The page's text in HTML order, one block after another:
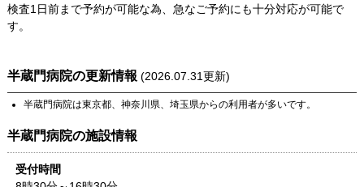
検査1日前まで予約が可能な為、急なご予約にも十分対応が可能で
す。
半蔵門病院の更新情報 (2026.07.31更新)
半蔵門病院は東京都、 神奈川県、 埼玉県からの利用者が多いです。
半蔵門病院の施設情報
受付時間